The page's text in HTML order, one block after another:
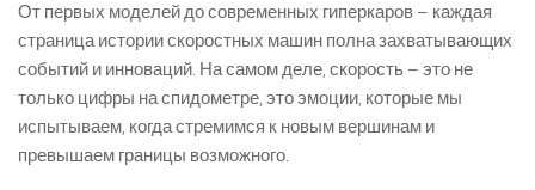
От первых моделей до современных гиперкаров – каждая
страница истории скоростных машин полна захватывающих
событий и инноваций. На самом деле, скорость – это не
только цифры на спидометре, это эмоции, которые мы
испытываем, когда стремимся к новым вершинам и
превышаем границы возможного.